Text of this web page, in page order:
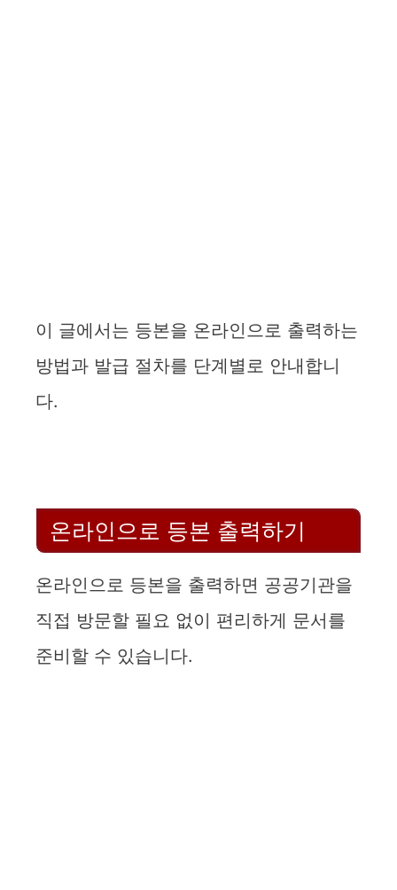
이 글에서는 등본을 온라인으로 출력하는
방법과 발급 절차를 단계별로 안내합니
다.
온라인으로 등본 출력하기
온라인으로 등본을 출력하면 공공기관을
직접 방문할 필요 없이 편리하게 문서를
준비할 수 있습니다.